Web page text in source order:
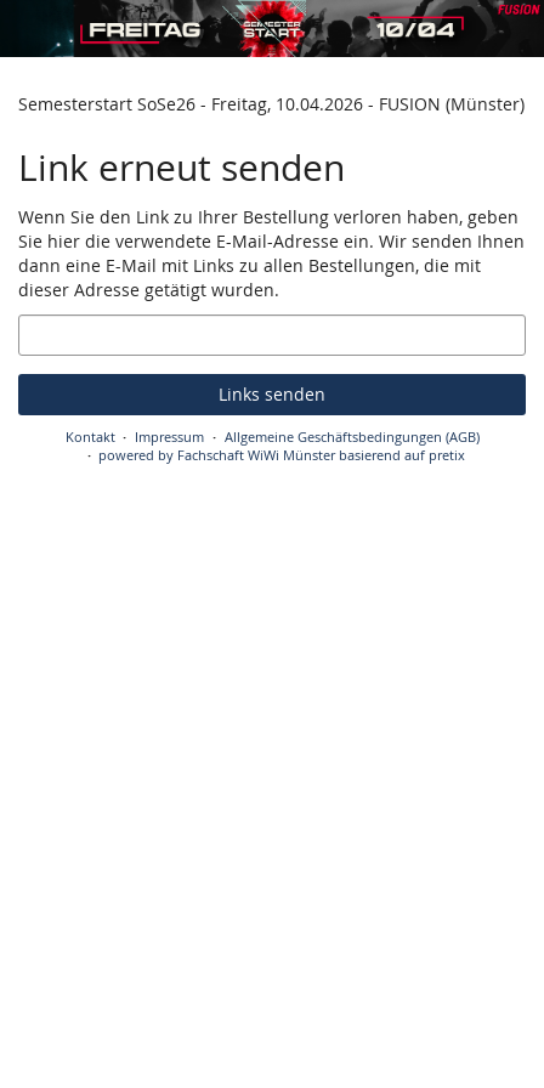
Haupt-
springen
Semesterstart SoSe26 - Freitag, 10.04.2026 - FUSION (Münster)
Link erneut senden
Wenn Sie den Link zu Ihrer Bestellung verloren haben, geben
Sie hier die verwendete E-Mail-Adresse ein. Wir senden Ihnen
dann eine E-Mail mit Links zu allen Bestellungen, die mit
dieser Adresse getätigt wurden.
E-
Mail
Links senden
Kontakt Impressum
Allgemeine Geschäftsbedingungen (AGB)
powered by Fachschaft WiWi Münster basierend auf pretix